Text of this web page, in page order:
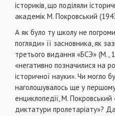
істориків, що поділяли
академік М. Покровський
А як було ту школу не
погляди» її засновника, як
третього видання «БСЭ» (М.,
«негативно позначилися на
історичної науки». Чи могло
наголошувалось ще у
енциклопедії, М.
диктатури пролетаріату»?